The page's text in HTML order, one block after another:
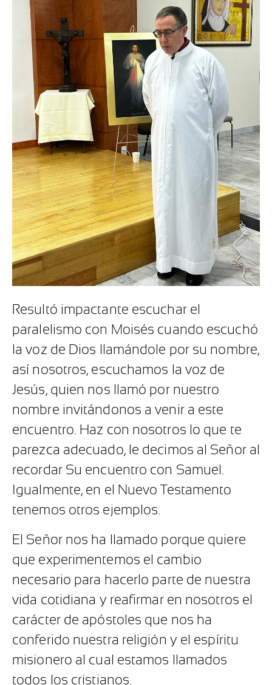
Resultó impactante escuchar el
paralelismo con Moisés cuando escuchó
la voz de Dios llamándole por su nombre,
así nosotros, escuchamos la voz de
Jesús, quien nos llamó por nuestro
nombre invitándonos a venir a este
encuentro. Haz con nosotros lo que te
parezca adecuado, le decimos al Señor al
recordar Su encuentro con Samuel.
Igualmente, en el Nuevo Testamento
tenemos otros ejemplos.
El Señor nos ha llamado porque quiere
que experimentemos el cambio
necesario para hacerlo parte de nuestra
vida cotidiana y reafirmar en nosotros el
carácter de apóstoles que nos ha
conferido nuestra religión y el espíritu
misionero al cual estamos llamados
todos los cristianos.